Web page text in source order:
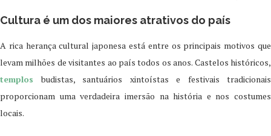
Cultura é um dos maiores atrativos do país
A rica herança cultural japonesa está entre os principais motivos que
levam milhões de visitantes ao país todos os anos. Castelos históricos,
templos
budistas, santuários xintoístas e festivais tradicionais
proporcionam uma verdadeira imersão na história e nos costumes
locais.